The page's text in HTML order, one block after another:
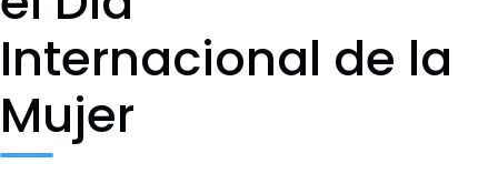
Internacional de la
Mujer